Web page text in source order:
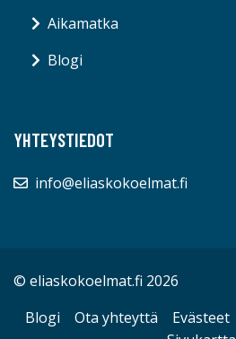
Aikamatka
Blogi
YHTEYSTIEDOT
info@eliaskokoelmat.fi
© eliaskokoelmat.fi 2026
Blogi
Ota yhteyttä Evästeet